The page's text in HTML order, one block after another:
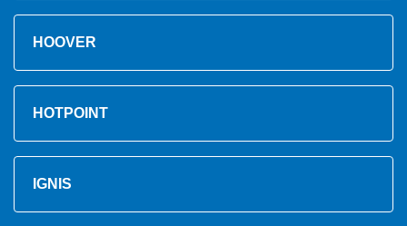
HOOVER
HOTPOINT
IGNIS